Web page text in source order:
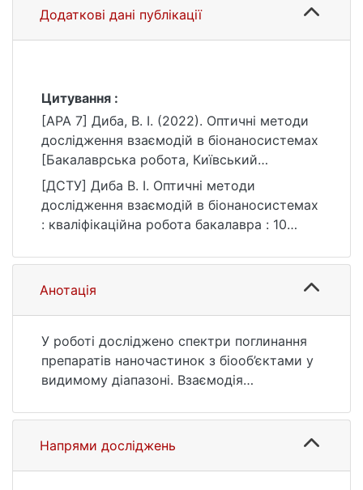
Додаткові дані публікації
Цитування :
[APA 7] Диба, В. І. (2022). Оптичні методи
дослідження взаємодій в біонаносистемах
[Бакалаврська робота, Київський
національний університет імені Тараса
Шевченка]. eKNUTSHIR.
https://ir.library.knu.ua/handle/123456789/15
[ДСТУ] Диба В. І. Оптичні методи
дослідження взаємодій в біонаносистемах
: кваліфікаційна робота бакалавра : 10
https://ir.library.knu.ua/handle/123456789/15
65 (дата звернення: 25.07.2026).
Анотація
У роботі досліджено спектри поглинання
препаратів наночастинок з біооб’єктами у
видимому діапазоні. Взаємодія
біооб’єктами широко використовується в
біоелектроніці, наприклад, у біосенсориці.
У роботі досліджено зміни оптичних
Напрями досліджень